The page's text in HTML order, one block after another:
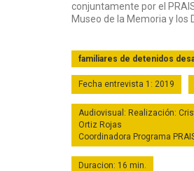
conjuntamente por el
Museo de la Memoria y los
familiares de detenidos
Fecha entrevista 1: 2019
Audiovisual: Realización:
Ortiz Rojas
Coordinadora Programa
Duracion: 16 min.